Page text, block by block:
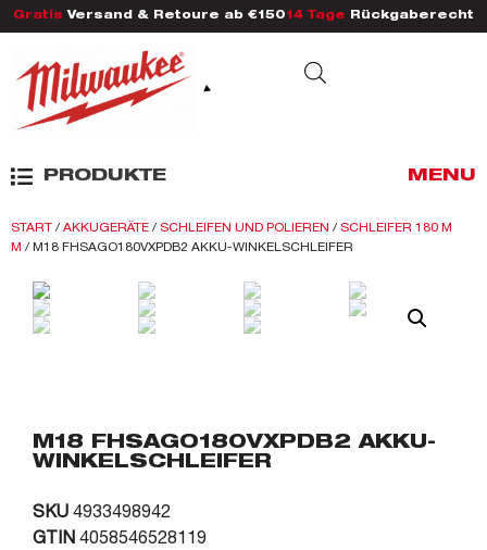
Gratis Versand & Retoure ab €150 14 Tage Rückgaberecht
PRODUKTE MENU
START / AKKUGERÄTE / SCHLEIFEN UND POLIEREN / SCHLEIFER 180 M
M / M18 FHSAGO180VXPDB2 AKKU-WINKELSCHLEIFER
M18 FHSAGO180VXPDB2 AKKU-
WINKELSCHLEIFER
SKU 4933498942
GTIN 4058546528119